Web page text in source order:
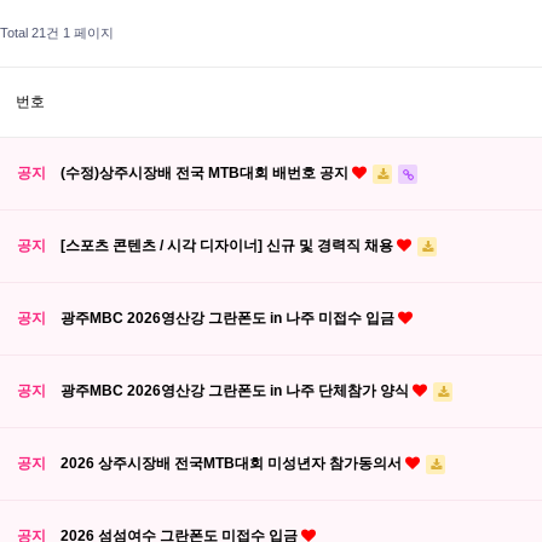
Total 21건 1 페이지
번호
공지 (수정)상주시장배 전국 MTB대회 배번호 공지
공지 [스포츠 콘텐츠 / 시각 디자이너] 신규 및 경력직 채용
공지 광주MBC 2026영산강 그란폰도 in 나주 미접수 입금
공지 광주MBC 2026영산강 그란폰도 in 나주 단체참가 양식
공지 2026 상주시장배 전국MTB대회 미성년자 참가동의서
공지 2026 섬섬여수 그란폰도 미접수 입금